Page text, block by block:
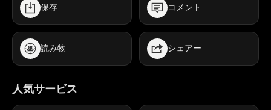
保存 コメント
読み物 シェアー
人気サービス